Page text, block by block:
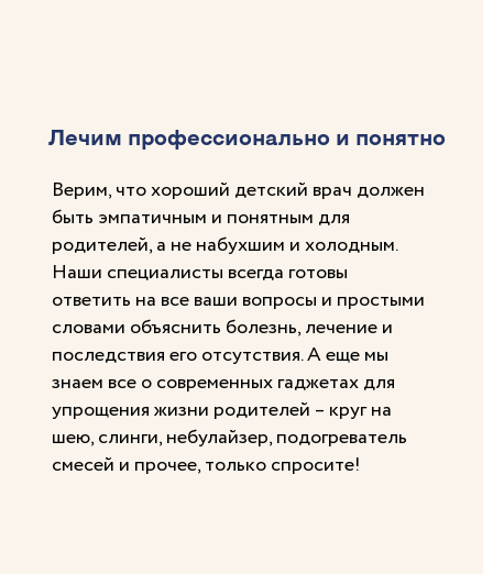
Верим, что хороший детский врач должен
быть эмпатичным и понятным для
родителей, а не набухшим и холодным.
Наши специалисты всегда готовы
ответить на все ваши вопросы и простыми
словами объяснить болезнь, лечение и
последствия его отсутствия. А еще мы
знаем все о современных гаджетах для
упрощения жизни родителей – круг на
шею, слинги, небулайзер, подогреватель
смесей и прочее, только спросите!
Лечим профессионально и понятно